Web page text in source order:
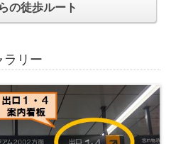
の徒歩ルート
ラリー